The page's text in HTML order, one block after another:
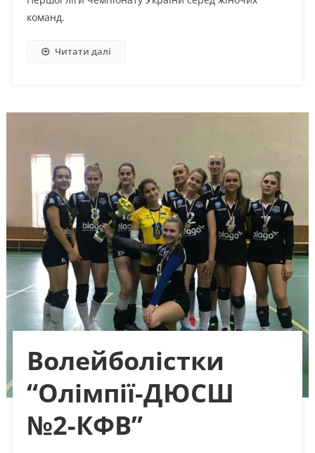
команд.
Читати далі
Волейболістки
“Олімпії-ДЮСШ
№2-КФВ”